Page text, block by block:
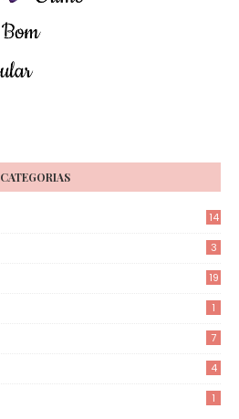
CATEGORIAS
14
3
19
1
7
4
1